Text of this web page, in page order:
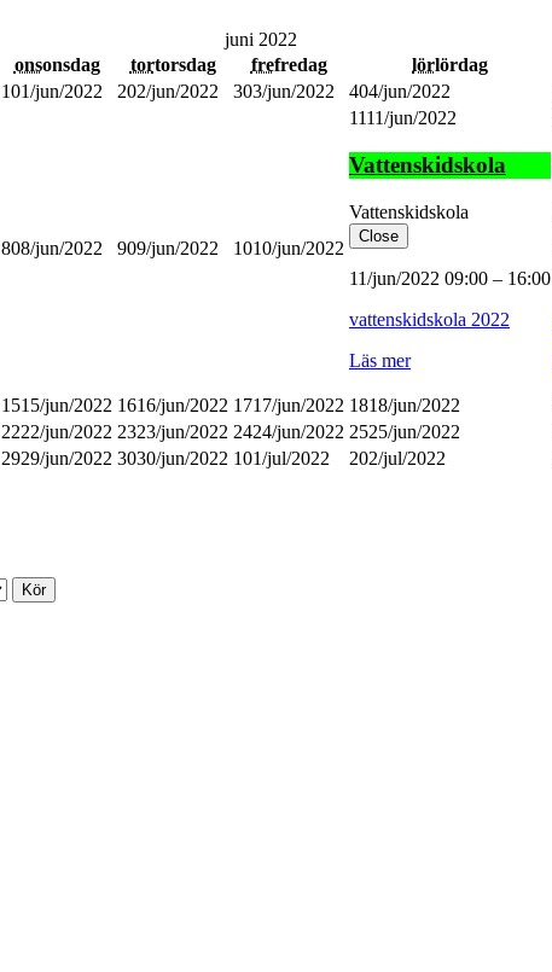
juni 2022
onsonsdag tortorsdag frefredag lörlördag
101/jun/2022 202/jun/2022 303/jun/2022 404/jun/2022
808/jun/2022 909/jun/2022 1010/jun/2022
1111/jun/2022
Vattenskidskola
Vattenskidskola
Close
11/jun/2022 09:00 – 16:00
vattenskidskola 2022
Läs mer
1515/jun/2022 1616/jun/2022 1717/jun/2022 1818/jun/2022
2222/jun/2022 2323/jun/2022 2424/jun/2022 2525/jun/2022
2929/jun/2022 3030/jun/2022 101/jul/2022 202/jul/2022